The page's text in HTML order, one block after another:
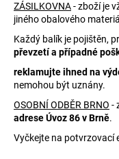
ZÁSILKOVNA- zboží je
jiného obalového
Každý balík je pojištěn,
převzetí a případné
reklamujte ihned na
nemohou být uznány.
OSOBNÍ ODBĚR BRNO -
adrese Úvoz 86 v Brně.
Vyčkejte na potvrzovací
D
o
p
o
r
u
č